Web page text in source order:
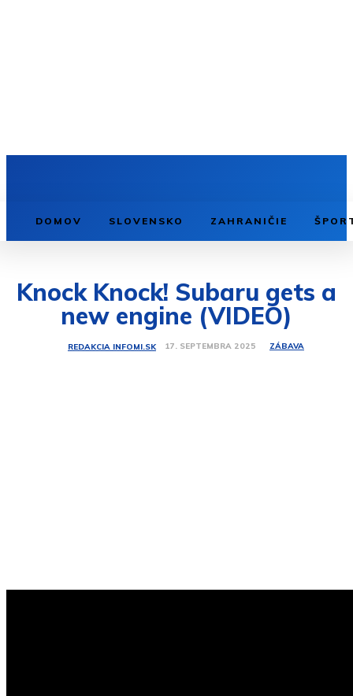
DOMOV SLOVENSKO ZAHRANIČIE
Knock Knock! Subaru gets a
new engine (VIDEO)
REDAKCIA INFOMI.SK 17. SEPTEMBRA 2025 ZÁBAVA